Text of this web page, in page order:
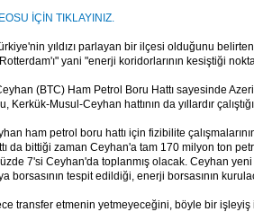
İÇİN TIKLAYINIZ.
yıldızı parlayan bir ilçesi olduğunu
yani "enerji koridorlarının kesiştiği
(BTC) Ham Petrol Boru Hattı sayesinde
Kerkük-Musul-Ceyhan hattının da yıllardır
ham petrol boru hattı için fizibilite
da bittiği zaman Ceyhan'a tam 170 milyon ton
7'si Ceyhan'da toplanmış olacak. Ceyhan
borsasının tespit edildiği, enerji borsasının
transfer etmenin yetmeyeceğini, böyle bir